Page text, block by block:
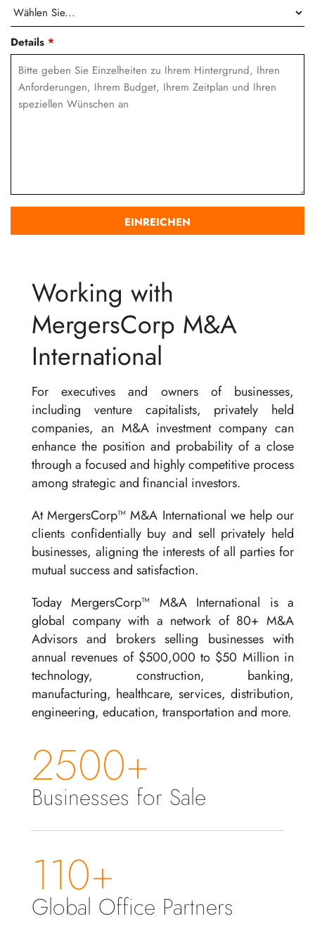
Details *
Working with
MergersCorp M&A
International
For executives and owners of businesses,
including venture capitalists, privately held
companies, an M&A investment company can
enhance the position and probability of a close
through a focused and highly competitive process
among strategic and financial investors.
At MergersCorp™ M&A International we help our
clients confidentially buy and sell privately held
businesses, aligning the interests of all parties for
mutual success and satisfaction.
Today MergersCorp™ M&A International is a
global company with a network of 80+ M&A
Advisors and brokers selling businesses with
annual revenues of $500,000 to $50 Million in
technology, construction, banking,
manufacturing, healthcare, services, distribution,
engineering, education, transportation and more.
2500+
Businesses for Sale
110+
Global Office Partners